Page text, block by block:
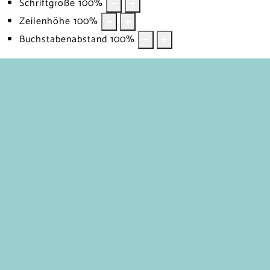
Schriftgröße 100%
Zeilenhöhe 100%
Buchstabenabstand 100%